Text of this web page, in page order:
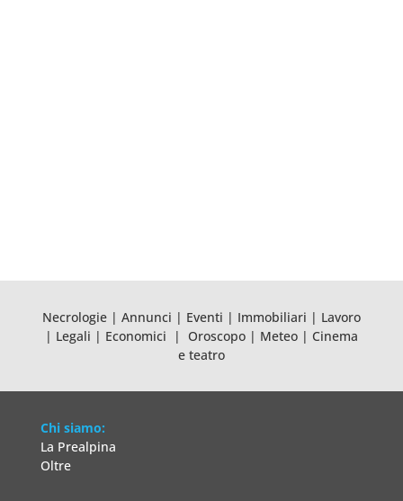
Necrologie| Annunci | Eventi | Immobiliari | Lavoro
| Legali | Economici | Oroscopo | Meteo | Cinema
e teatro
Chi siamo:
La Prealpina
Oltre